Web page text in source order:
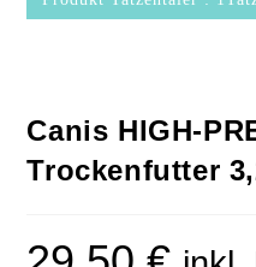
Canis HIGH-
Trockenfutter